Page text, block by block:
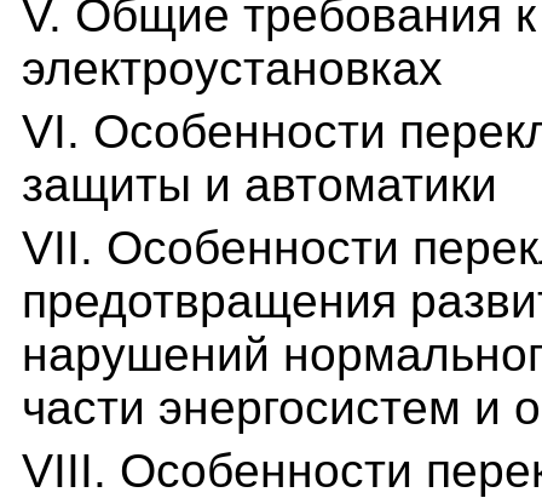
V. Общие требования
электроустановках
VI. Особенности
защиты и автоматики
VII. Особенности
предотвращения
нарушений
части энергосистем и
VIII. Особенности